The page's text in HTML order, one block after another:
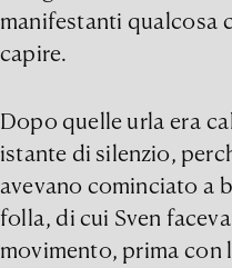
manifestanti qualcosa
capire.
Dopo quelle urla era
istante di silenzio,
avevano cominciato a
folla, di cui Sven
movimento, prima con